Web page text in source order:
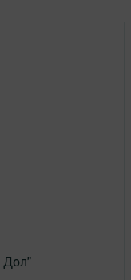
Дол"